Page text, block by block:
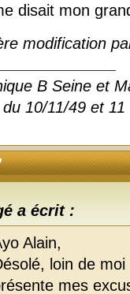
disait mon
modification
B Seine et
10/11/49 et
a écrit :
Alain,
loin de
mes